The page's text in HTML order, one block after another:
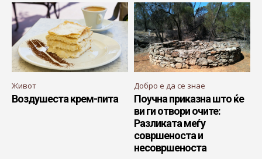
Живот
Воздушеста крем-пита
Добро е да се знае
Поучна приказна што ќе
ви ги отвори очите:
Разликата меѓу
совршеноста и
несовршеноста